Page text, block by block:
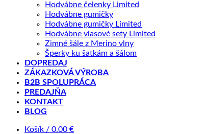
Hodvábne čelenky Limited
Hodvábne gumičky
Hodvábne gumičky Limited
Hodvábne vlasové sety Limited
Zimné šále z Merino vlny
Šperky ku šatkám a šálom
DOPREDAJ
ZÁKAZKOVÁ VÝROBA
B2B SPOLUPRÁCA
PREDAJŇA
KONTAKT
BLOG
Košík / 0.00 €